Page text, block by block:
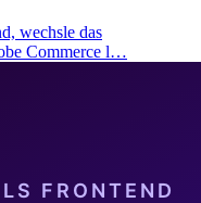
wechsle das
Commerce l…